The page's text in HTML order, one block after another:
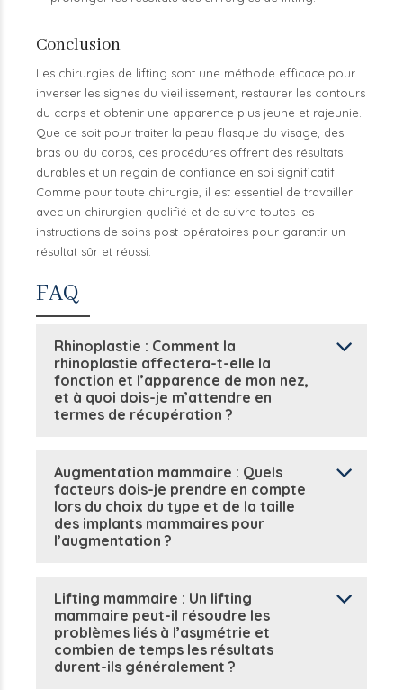
Conclusion
Les chirurgies de lifting sont une méthode efficace pour
inverser les signes du vieillissement, restaurer les contours
du corps et obtenir une apparence plus jeune et rajeunie.
Que ce soit pour traiter la peau flasque du visage, des
bras ou du corps, ces procédures offrent des résultats
durables et un regain de confiance en soi significatif.
Comme pour toute chirurgie, il est essentiel de travailler
avec un chirurgien qualifié et de suivre toutes les
instructions de soins post-opératoires pour garantir un
résultat sûr et réussi.
FAQ
Rhinoplastie : Comment la
rhinoplastie affectera-t-elle la
fonction et l’apparence de mon nez,
et à quoi dois-je m’attendre en
termes de récupération ?
Augmentation mammaire : Quels
facteurs dois-je prendre en compte
lors du choix du type et de la taille
des implants mammaires pour
l’augmentation ?
Lifting mammaire : Un lifting
mammaire peut-il résoudre les
problèmes liés à l’asymétrie et
combien de temps les résultats
durent-ils généralement ?